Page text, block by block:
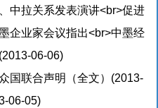
中拉关系发表演讲<br>促进
06-06)
企业家会议指出<br>中墨经
06-06)
(2013-06-06)
国联合声明（全文） (2013-
06-05)